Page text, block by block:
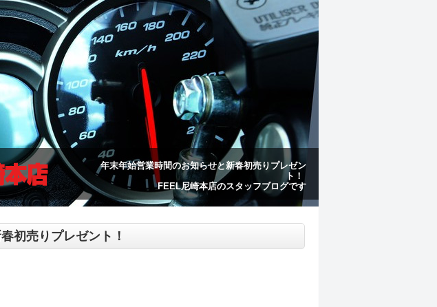
年末年始営業時間のお知らせと新春初売りプレゼン
ト！
FEEL尼崎本店のスタッフブログです
初売りプレゼント！